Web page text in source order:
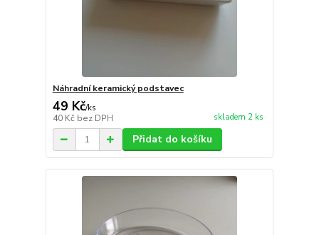
Náhradní keramický podstavec
49 Kč/ks
40 Kč bez DPH skladem 2 ks
Přidat do košíku